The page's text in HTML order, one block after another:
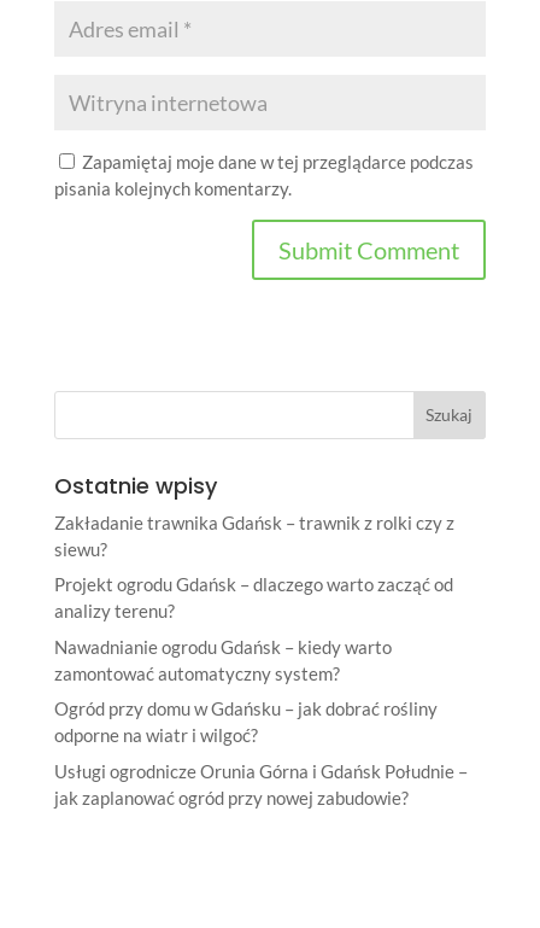
Zapamiętaj moje dane w tej przeglądarce podczas
pisania kolejnych komentarzy.
Ostatnie wpisy
Zakładanie trawnika Gdańsk – trawnik z rolki czy z
siewu?
Projekt ogrodu Gdańsk – dlaczego warto zacząć od
analizy terenu?
Nawadnianie ogrodu Gdańsk – kiedy warto
zamontować automatyczny system?
Ogród przy domu w Gdańsku – jak dobrać rośliny
odporne na wiatr i wilgoć?
Usługi ogrodnicze Orunia Górna i Gdańsk Południe –
jak zaplanować ogród przy nowej zabudowie?